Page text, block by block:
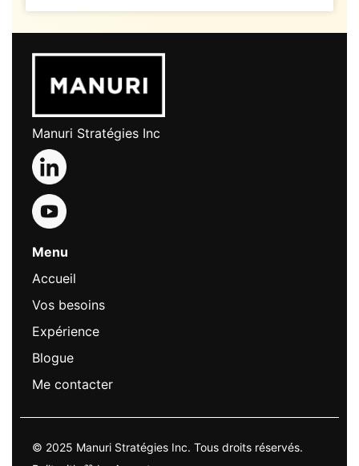
Manuri Stratégies Inc
Menu
Accueil
Vos besoins
Expérience
Blogue
Me contacter
© 2025 Manuri Stratégies Inc. Tous droits réservés.